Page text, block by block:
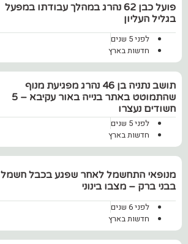
‏פועל כבן 62 נהרג במהלך עבודתו במפעל
בגליל העליון
לפני 5 שנים
חדשות בארץ
תושב נתניה בן 46 נהרג מפגיעת מנוף
שהתמוטט באתר בנייה באור עקיבא – 5
חשודים נעצרו
לפני 5 שנים
חדשות בארץ
מנופאי התחשמל לאחר שפגע בכבל חשמל
בבני ברק – מצבו בינוני
לפני 6 שנים
חדשות בארץ